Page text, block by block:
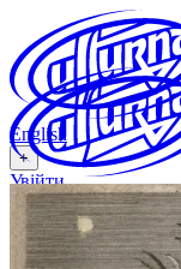
English
+
Увійти